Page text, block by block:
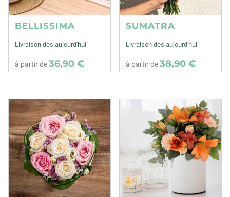
BELLISSIMA
Livraison dès aujourd'hui
à partir de36,90 €
SUMATRA
Livraison dès aujourd'hui
à partir de38,90 €